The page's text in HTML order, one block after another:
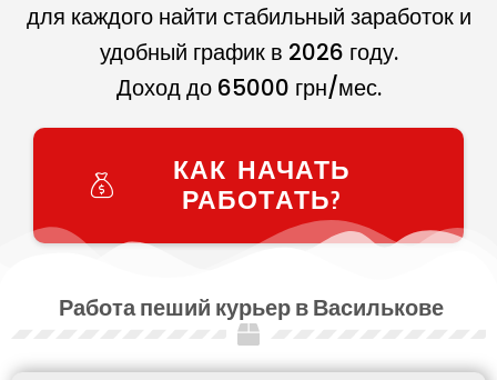
для каждого найти стабильный заработок и
удобный график в 2026 году.
Доход до 65000 грн/мес.
КАК НАЧАТЬ
РАБОТАТЬ?
Работа пеший курьер в Василькове